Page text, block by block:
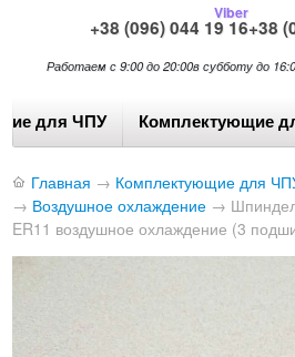
+38 (096) 044 19 16
Viber
+38
Работаем с 9:00 до 20:00в субботу до
для ЧПУ Комплектующие
Главная → Комплектующие для
→ Воздушное охлаждение →
ER11 воздушное охлаждение (3